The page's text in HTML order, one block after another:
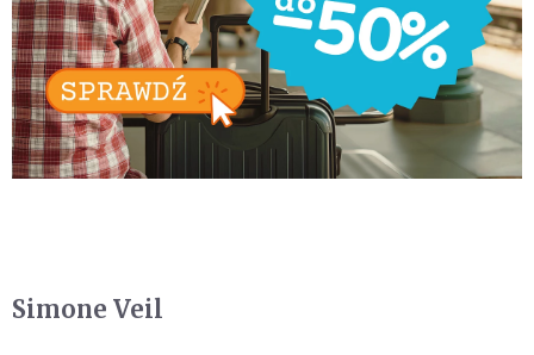
Simone Veil